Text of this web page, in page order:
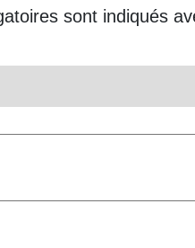
sont indiqués